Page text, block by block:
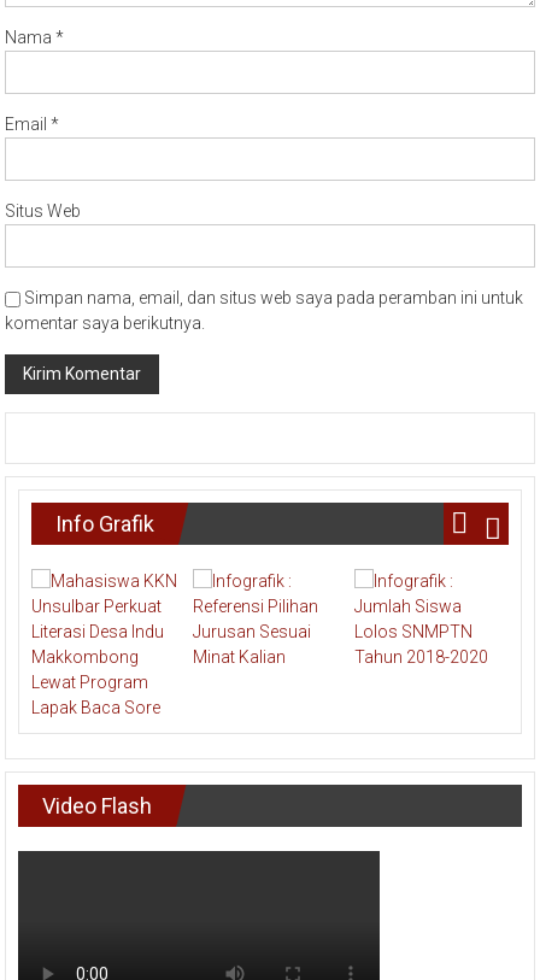
Nama*
Email*
Situs Web
Simpan nama, email, dan situs web saya pada peramban ini untuk
komentar saya berikutnya.
Info Grafik
Video Flash